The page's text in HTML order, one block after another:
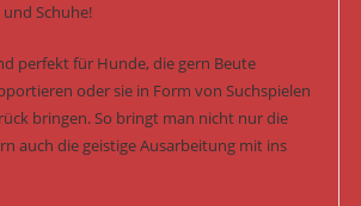
Schuhe!
perfekt für Hunde, die gern Beute
oder sie in Form von Suchspielen
bringen. So bringt man nicht nur die
auch die geistige Ausarbeitung mit ins